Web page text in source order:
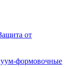
от
формовочные